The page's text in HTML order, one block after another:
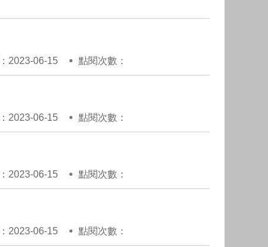
2023-06-15 點閱次數：
2023-06-15 點閱次數：
2023-06-15 點閱次數：
2023-06-15 點閱次數：